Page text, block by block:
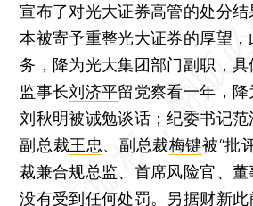
宣布了对光大证券高管的处分结
本被寄予重整光大证券的厚望
务，降为光大集团部门副职，具
监事长刘济平留党察看一年，
刘秋明被诫勉谈话；纪委书记范
副总裁王忠、副总裁梅键被“批
裁兼合规总监、首席风险官、董
没有受到任何处罚。另据财新此